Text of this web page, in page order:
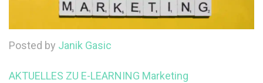
Posted by Janik Gasic
AKTUELLES ZU E-LEARNING Marketing